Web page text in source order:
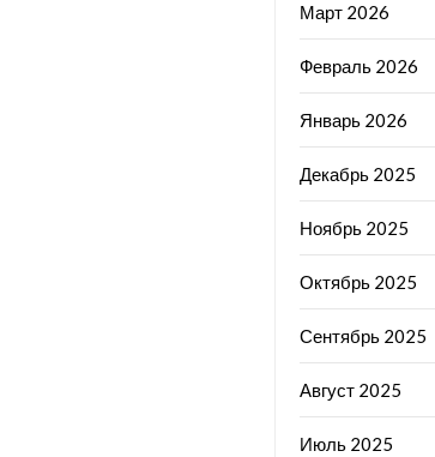
Март 2026
Февраль 2026
Январь 2026
Декабрь 2025
Ноябрь 2025
Октябрь 2025
Сентябрь 2025
Август 2025
Июль 2025